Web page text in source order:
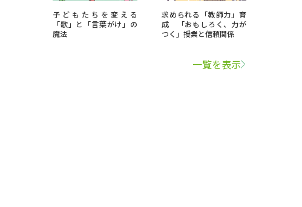
子どもたちを変える
「歌」と「言葉がけ」の
魔法
求められる「教師力」育
成 「おもしろく、力が
つく」授業と信頼関係
一覧を表示